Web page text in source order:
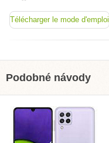
Télécharger le mode d'emploi
Podobné návody